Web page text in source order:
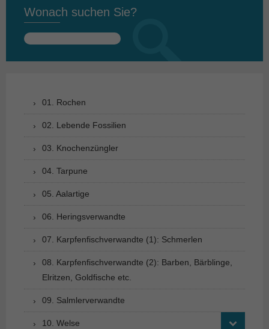
Wonach suchen Sie?
Suchen
01. Rochen
02. Lebende Fossilien
03. Knochenzüngler
04. Tarpune
05. Aalartige
06. Heringsverwandte
07. Karpfenfischverwandte (1): Schmerlen
08. Karpfenfischverwandte (2): Barben, Bärblinge,
Elritzen, Goldfische etc.
09. Salmlerverwandte
10. Welse